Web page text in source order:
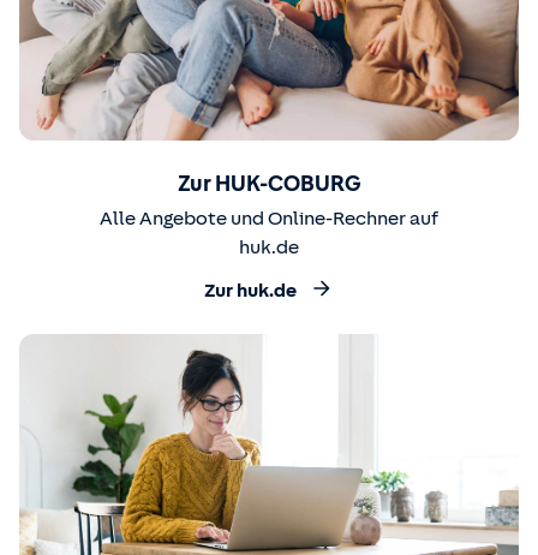
Zur HUK-COBURG
Alle Angebote und Online-Rechner auf
huk.de
Zur huk.de